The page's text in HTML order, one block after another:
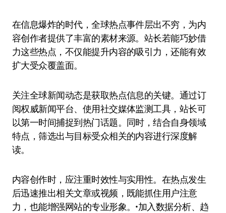
在信息爆炸的时代，全球热点事件层出不穷，为内
容创作者提供了丰富的素材来源。站长若能巧妙借
力这些热点，不仅能提升内容的吸引力，还能有效
扩大受众覆盖面。
关注全球新闻动态是获取热点信息的关键。通过订
阅权威新闻平台、使用社交媒体监测工具，站长可
以第一时间捕捉到热门话题。同时，结合自身领域
特点，筛选出与目标受众相关的内容进行深度解
读。
内容创作时，应注重时效性与实用性。在热点发生
后迅速推出相关文章或视频，既能抓住用户注意
力，也能增强网站的专业形象。•加入数据分析、趋